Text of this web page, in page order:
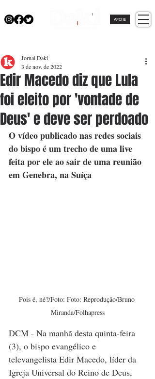
APOIE
Edir Macedo diz que Lula
foi eleito por 'vontade de
Deus' e deve ser perdoado
Jornal Daki
3 de nov. de 2022
O vídeo publicado nas redes sociais
do bispo é um trecho de uma live
feita por ele ao sair de uma reunião
em Genebra, na Suíça
Pois é, né?/Foto: Foto: Reprodução/Bruno
Miranda/Folhapress
DCM - Na manhã desta quinta-feira
(3), o bispo evangélico e
televangelista Edir Macedo, líder da
Igreja Universal do Reino de Deus,